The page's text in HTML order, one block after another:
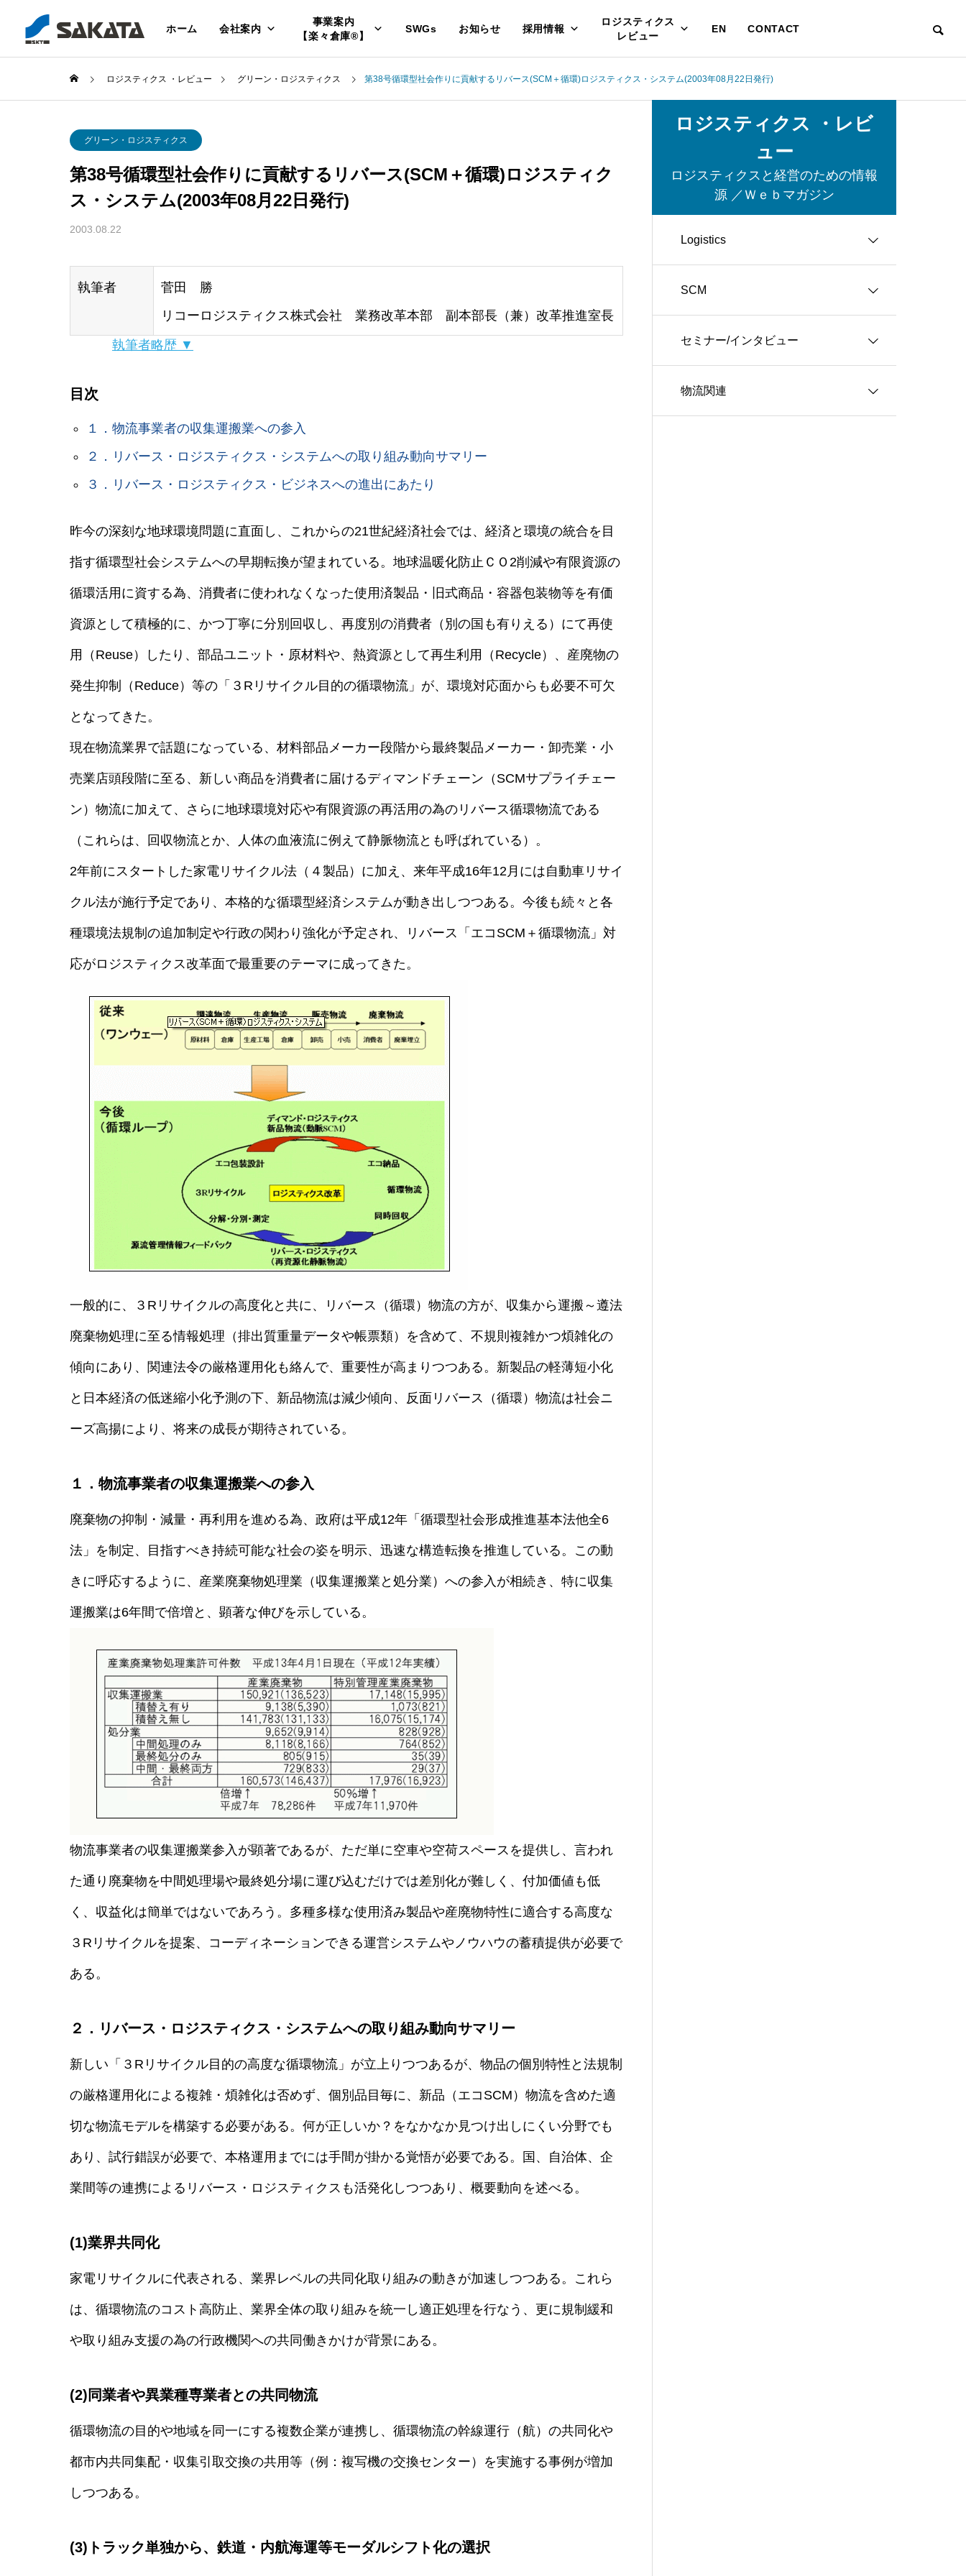
ホーム 会社案内
事業案内
【楽々倉庫®】
SWGs お知らせ 採用情報
ロジスティクス
レビュー
EN CONTACT
ロジスティクス ・レビュー グリーン・ロジスティクス 第38号循環型社会作りに貢献するリバース(SCM＋循環)ロジスティクス・システム(2003年08月22日発行)
グリーン・ロジスティクス
第38号循環型社会作りに貢献するリバース(SCM＋循環)ロジスティク
ス・システム(2003年08月22日発行)
2003.08.22
執筆者
菅田 勝
リコーロジスティクス株式会社 業務改革本部 副本部長（兼）改革推進室長
執筆者略歴 ▼
目次
１．物流事業者の収集運搬業への参入
２．リバース・ロジスティクス・システムへの取り組み動向サマリー
３．リバース・ロジスティクス・ビジネスへの進出にあたり
昨今の深刻な地球環境問題に直面し、これからの21世紀経済社会では、経済と環境の統合を目
指す循環型社会システムへの早期転換が望まれている。地球温暖化防止ＣＯ2削減や有限資源の
循環活用に資する為、消費者に使われなくなった使用済製品・旧式商品・容器包装物等を有価
資源として積極的に、かつ丁寧に分別回収し、再度別の消費者（別の国も有りえる）にて再使
用（Reuse）したり、部品ユニット・原材料や、熱資源として再生利用（Recycle）、産廃物の
発生抑制（Reduce）等の「３Rリサイクル目的の循環物流」が、環境対応面からも必要不可欠
となってきた。
現在物流業界で話題になっている、材料部品メーカー段階から最終製品メーカー・卸売業・小
売業店頭段階に至る、新しい商品を消費者に届けるディマンドチェーン（SCMサプライチェー
ン）物流に加えて、さらに地球環境対応や有限資源の再活用の為のリバース循環物流である
（これらは、回収物流とか、人体の血液流に例えて静脈物流とも呼ばれている）。
2年前にスタートした家電リサイクル法（４製品）に加え、来年平成16年12月には自動車リサイ
クル法が施行予定であり、本格的な循環型経済システムが動き出しつつある。今後も続々と各
種環境法規制の追加制定や行政の関わり強化が予定され、リバース「エコSCM＋循環物流」対
応がロジスティクス改革面で最重要のテーマに成ってきた。
一般的に、３Rリサイクルの高度化と共に、リバース（循環）物流の方が、収集から運搬～遵法
廃棄物処理に至る情報処理（排出質重量データや帳票類）を含めて、不規則複雑かつ煩雑化の
傾向にあり、関連法令の厳格運用化も絡んで、重要性が高まりつつある。新製品の軽薄短小化
と日本経済の低迷縮小化予測の下、新品物流は減少傾向、反面リバース（循環）物流は社会ニ
ーズ高揚により、将来の成長が期待されている。
１．物流事業者の収集運搬業への参入
廃棄物の抑制・減量・再利用を進める為、政府は平成12年「循環型社会形成推進基本法他全6
法」を制定、目指すべき持続可能な社会の姿を明示、迅速な構造転換を推進している。この動
きに呼応するように、産業廃棄物処理業（収集運搬業と処分業）への参入が相続き、特に収集
運搬業は6年間で倍増と、顕著な伸びを示している。
物流事業者の収集運搬業参入が顕著であるが、ただ単に空車や空荷スペースを提供し、言われ
た通り廃棄物を中間処理場や最終処分場に運び込むだけでは差別化が難しく、付加価値も低
く、収益化は簡単ではないであろう。多種多様な使用済み製品や産廃物特性に適合する高度な
３Rリサイクルを提案、コーディネーションできる運営システムやノウハウの蓄積提供が必要で
ある。
２．リバース・ロジスティクス・システムへの取り組み動向サマリー
新しい「３Rリサイクル目的の高度な循環物流」が立上りつつあるが、物品の個別特性と法規制
の厳格運用化による複雑・煩雑化は否めず、個別品目毎に、新品（エコSCM）物流を含めた適
切な物流モデルを構築する必要がある。何が正しいか？をなかなか見つけ出しにくい分野でも
あり、試行錯誤が必要で、本格運用までには手間が掛かる覚悟が必要である。国、自治体、企
業間等の連携によるリバース・ロジスティクスも活発化しつつあり、概要動向を述べる。
(1)業界共同化
家電リサイクルに代表される、業界レベルの共同化取り組みの動きが加速しつつある。これら
は、循環物流のコスト高防止、業界全体の取り組みを統一し適正処理を行なう、更に規制緩和
や取り組み支援の為の行政機関への共同働きかけが背景にある。
(2)同業者や異業種専業者との共同物流
循環物流の目的や地域を同一にする複数企業が連携し、循環物流の幹線運行（航）の共同化や
都市内共同集配・収集引取交換の共用等（例：複写機の交換センター）を実施する事例が増加
しつつある。
(3)トラック単独から、鉄道・内航海運等モーダルシフト化の選択
ロジスティクス ・レビ
ュー
ロジスティクスと経営のための情報
源 ／Ｗｅｂマガジン
Logistics
グリーン・ロジスティクス
３ＰＬ
ロジスティクス
SCM
情報システム
生産管理
セミナー/インタビュー
インタビュー
物流関連